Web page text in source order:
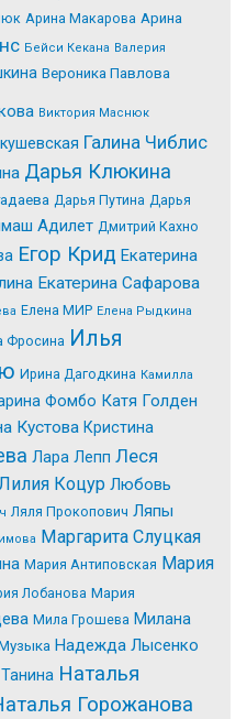
Арина Макарова Арина
Бейси Кекана Валерия
Вероника Павлова
Виктория Маснюк
Галина Чиблис
Дарья Клюкина
Дарья Путина Дарья
Адилет Дмитрий Кахно
Егор Крид Екатерина
Екатерина Сафарова
Елена МИР Елена Рыдкина
Фросина Илья
Ирина Дагодкина Камилла
Фомбо Катя Голден
Кустова Кристина
Лара Лепп Леся
Коцур Любовь
Ляля Прокопович Ляпы
Маргарита Слуцкая
Мария Антиповская Мария
Лобанова Мария
Мила Грошева Милана
Надежда Лысенко
Наталья
Горожанова